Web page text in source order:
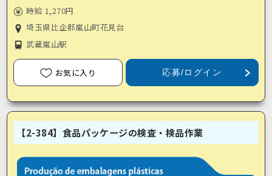
時給 1,270円
埼玉県比企郡嵐山町花見台
武蔵嵐山駅
お気に入り 応募/ログイン
【2-384】食品パッケージの検査・検品作業